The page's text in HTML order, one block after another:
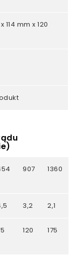
114 mm x 120
907 1360
3,2 2,1
120 175